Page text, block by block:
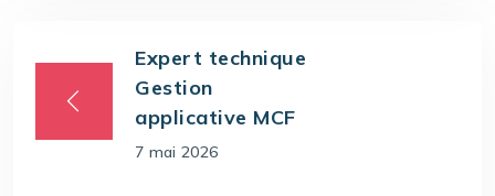
Expert technique
Gestion
applicative MCF
7 mai 2026